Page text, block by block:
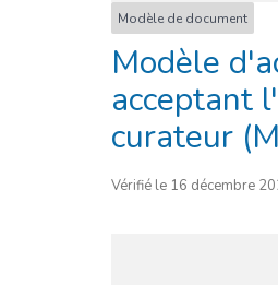
Modèle de document
Modèle
acceptant
curateur
Vérifié le 16 décembre